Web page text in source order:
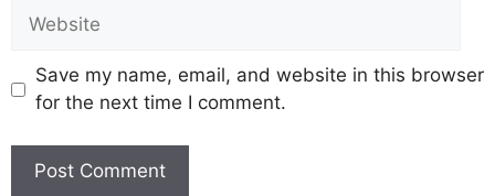
Save my name, email, and website in this browser
for the next time I comment.